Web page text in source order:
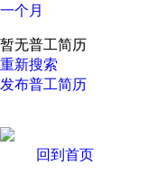
一个月
暂无普工简历
重新搜索
发布普工简历
回到首页